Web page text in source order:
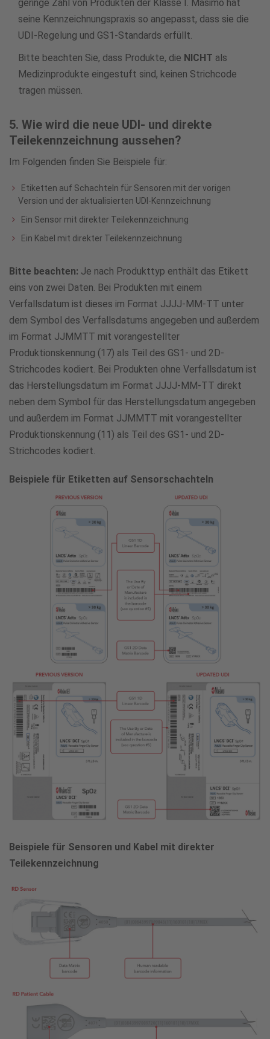
geringe Zahl von Produkten der Klasse I. Masimo hat
seine Kennzeichnungspraxis so angepasst, dass sie die
UDI-Regelung und GS1-Standards erfüllt.
Bitte beachten Sie, dass Produkte, die NICHT als
Medizinprodukte eingestuft sind, keinen Strichcode
tragen müssen.
5. Wie wird die neue UDI- und direkte
Teilekennzeichnung aussehen?
Im Folgenden finden Sie Beispiele für:
Etiketten auf Schachteln für Sensoren mit der vorigen
Version und der aktualisierten UDI-Kennzeichnung
Ein Sensor mit direkter Teilekennzeichnung
Ein Kabel mit direkter Teilekennzeichnung
Bitte beachten: Je nach Produkttyp enthält das Etikett
eins von zwei Daten. Bei Produkten mit einem
Verfallsdatum ist dieses im Format JJJJ-MM-TT unter
dem Symbol des Verfallsdatums angegeben und außerdem
im Format JJMMTT mit vorangestellter
Produktionskennung (17) als Teil des GS1- und 2D-
Strichcodes kodiert. Bei Produkten ohne Verfallsdatum ist
das Herstellungsdatum im Format JJJJ-MM-TT direkt
neben dem Symbol für das Herstellungsdatum angegeben
und außerdem im Format JJMMTT mit vorangestellter
Produktionskennung (11) als Teil des GS1- und 2D-
Strichcodes kodiert.
Beispiele für Etiketten auf Sensorschachteln
Beispiele für Sensoren und Kabel mit direkter
Teilekennzeichnung